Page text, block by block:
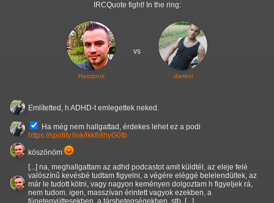
IRCQuote fight! In the ring:
Haszprus
vs
dankoi
Említetted, h ADHD-t emlegettek neked.
Ha még nem hallgattad, érdekes lehet ez a podi
https://spotify.link/lkk88hyG0Ib
köszönöm
[...] na, meghallgattam az adhd podcastot amit küldtél, az eleje felé
valószínű kevésbé tudtam figyelni, a végére eléggé belelendültek, az
már le tudott kötni, vagy nagyon keményen dolgoztam h figyeljek rá,
nem tudom. igen, masszívan érintett vagyok ezekben, a
tünetegyüttesekben, a társbetegségekben, stb. [...]